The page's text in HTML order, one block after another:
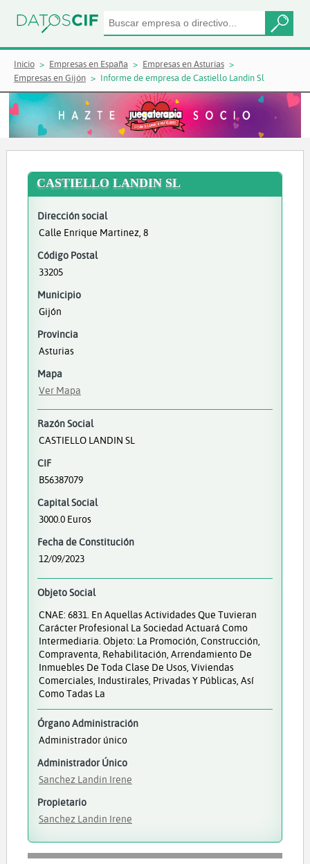
Inicio Empresas en España
Empresas en Asturias
Empresas en Gijón
Informe de empresa de Castiello Landin Sl
CASTIELLO LANDIN SL
Dirección social
Calle Enrique Martinez, 8
Código Postal
33205
Municipio
Gijón
Provincia
Asturias
Mapa
Ver Mapa
Razón Social
CASTIELLO LANDIN SL
CIF
B56387079
Capital Social
3000.0 Euros
Fecha de Constitución
12/09/2023
Objeto Social
CNAE: 6831. En Aquellas Actividades Que Tuvieran
Carácter Profesional La Sociedad Actuará Como
Intermediaria. Objeto: La Promoción, Construcción,
Compraventa, Rehabilitación, Arrendamiento De
Inmuebles De Toda Clase De Usos, Viviendas
Comerciales, Industirales, Privadas Y Públicas, Así
Como Tadas La
Órgano Administración
Administrador único
Administrador Único
Sanchez Landin Irene
Propietario
Sanchez Landin Irene